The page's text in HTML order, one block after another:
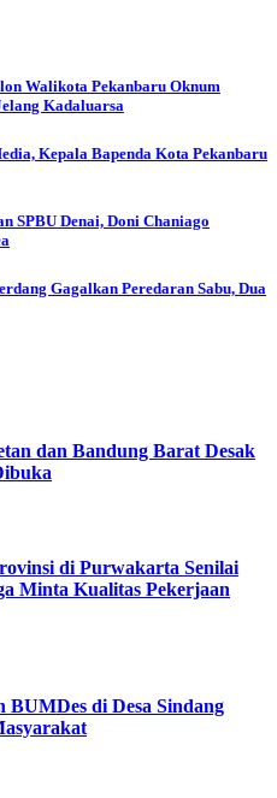
Walikota Pekanbaru Oknum
Kadaluarsa
Kepala Bapenda Kota Pekanbaru
SPBU Denai, Doni Chaniago
Gagalkan Peredaran Sabu, Dua
dan Bandung Barat Desak
di Purwakarta Senilai
Minta Kualitas Pekerjaan
di Desa Sindang